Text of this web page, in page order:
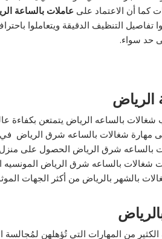
كما أن الاعتماد على عاملات بالساعة
تفاصيل التنظيف الدقيقة ويتعاملوا
حد سواء.
الرياض
بالساعه الرياض يتمتعن بكفاءة
شغالات بالساعه شرق الرياض في
بالساعه شرق الرياض الحصول على
شغالات بالساعه شرق الرياض المونسيه
بالشهر بالرياض من أكثر الجهات
من المهارات التي تُؤهلهن لمُجالسة